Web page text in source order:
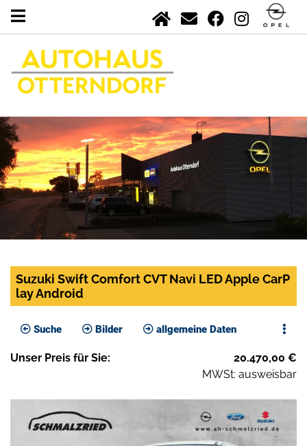
Suzuki Swift Comfort CVT Navi LED Apple CarP
lay Android
Suche Bilder allgemeine Daten
Unser Preis für Sie: 20.470,00 €
MWSt: ausweisbar